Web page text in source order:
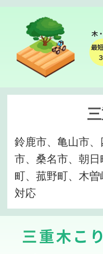
木
最
鈴鹿市、亀山市
市、桑名市、朝
町、菰野町、木
対応
三重木こ